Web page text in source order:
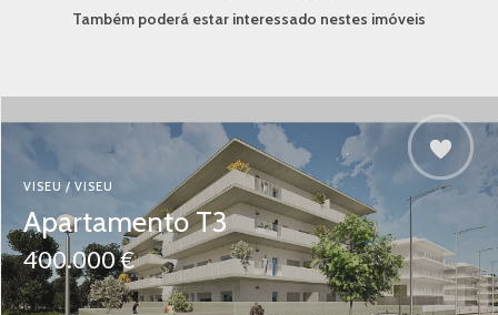
Também poderá estar interessado nestes imóveis
VISEU / VISEU
Apartamento T3
400.000 €